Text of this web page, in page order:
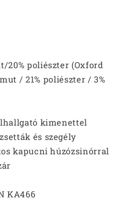
20% poliészter (Oxford
/ 21% poliészter / 3%
kimenettel
és szegély
kapucni húzózsinórral
KA466